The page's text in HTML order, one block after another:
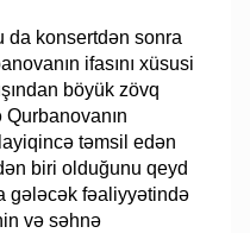
da konsertdən sonra
ifasını xüsusi
böyük zövq
Qurbanovanın
təmsil edən
biri olduğunu qeyd
gələcək fəaliyyətində
və səhnə